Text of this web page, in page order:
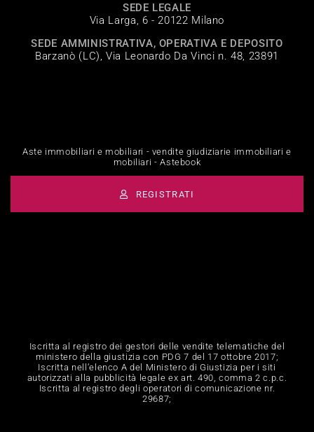
SEDE LEGALE
Via Larga, 6 - 20122 Milano
SEDE AMMINISTRATIVA, OPERATIVA E DEPOSITO
Barzanò (LC), Via Leonardo Da Vinci n. 48, 23891
Aste immobiliari e mobiliari - vendite giudiziarie immobiliari e
mobiliari - Astebook
REGISTRATI
Iscritta al registro dei gestori delle vendite telematiche del
ministero della giustizia con PDG 7 del 17 ottobre 2017;
Iscritta nell‘elenco A del Ministero di Giustizia per i siti
autorizzati alla pubblicità legale ex art. 490, comma 2 c.p.c.
Iscritta al registro degli operatori di comunicazione nr.
29687;